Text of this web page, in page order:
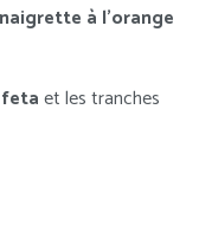
à l’orange
fetaet les tranches